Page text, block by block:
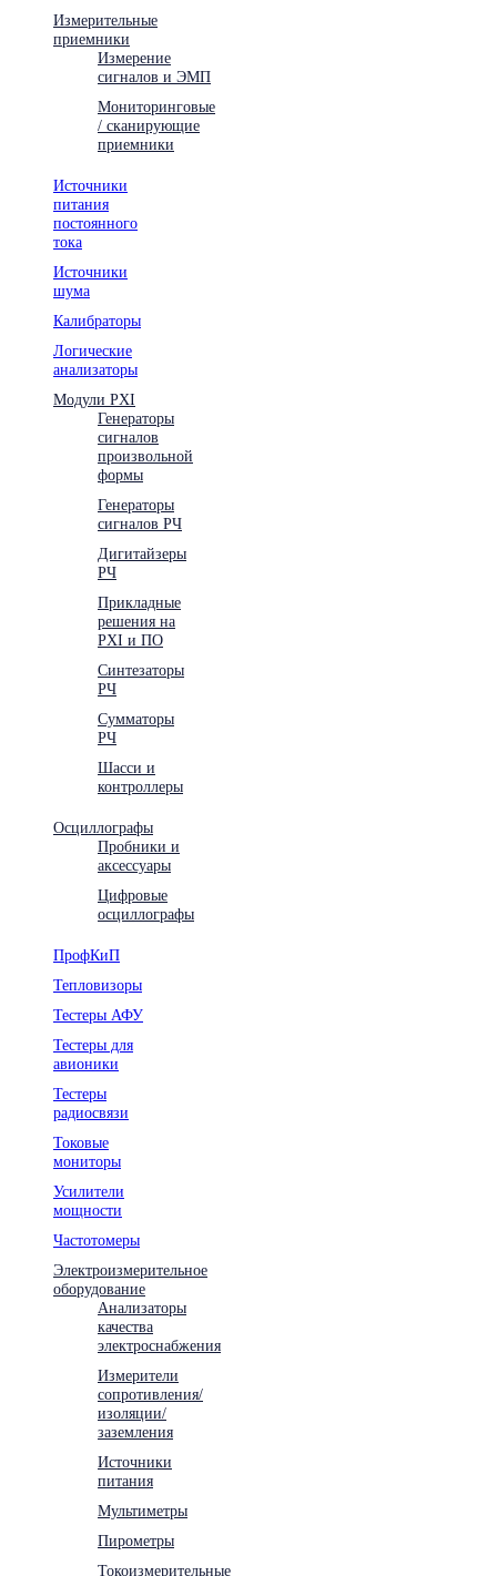
Измерительные
приемники
Измерение
сигналов и ЭМП
Мониторинговые
/ сканирующие
приемники
Источники
питания
постоянного
тока
Источники
шума
Калибраторы
Логические
анализаторы
Модули PXI
Генераторы
сигналов
произвольной
формы
Генераторы
сигналов РЧ
Дигитайзеры
РЧ
Прикладные
решения на
PXI и ПО
Синтезаторы
РЧ
Сумматоры
РЧ
Шасси и
контроллеры
Осциллографы
Пробники и
аксессуары
Цифровые
осциллографы
ПрофКиП
Тепловизоры
Тестеры АФУ
Тестеры для
авионики
Тестеры
радиосвязи
Токовые
мониторы
Усилители
мощности
Частотомеры
Электроизмерительное
оборудование
Анализаторы
качества
электроснабжения
Измерители
сопротивления/
изоляции/
заземления
Источники
питания
Мультиметры
Пирометры
Токоизмерительные